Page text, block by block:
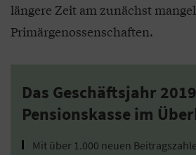
längere Zeit am zunächst
Primärgenossenschaften.
Das Geschäftsjahr
Pensionskasse im
Mit über 1.000 neuen